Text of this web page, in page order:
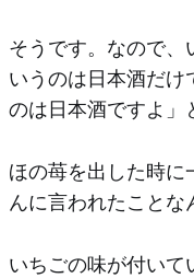
そうです。なので、
いうのは日本酒だけ
のは日本酒ですよ」
ほの苺を出した時
んに言われたことな
いちごの味が付い